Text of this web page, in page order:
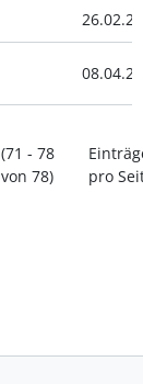
26.02.24
08.04.24
(71 - 78
von 78)
pro